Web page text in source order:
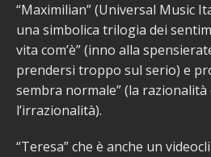
“Maximilian” (Universal Music
una simbolica trilogia dei
vita com’è” (inno alla
prendersi troppo sul serio) e
sembra normale” (la razionalità
l’irrazionalità).
“Teresa” che è anche un